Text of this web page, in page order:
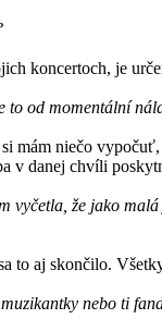
koncertoch, je
od momentální
mám niečo
v danej chvíli
vyčetla, že jako
to aj skončilo.
nebo ti